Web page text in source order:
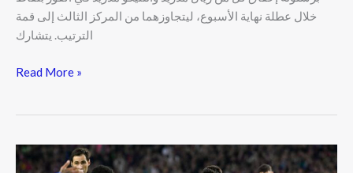
خلال عطلة نهاية الأسبوع، ليتجاوزهما من المركز الثالث إلى قمة
الترتيب. يتشارك
Read More »
إشبيلية